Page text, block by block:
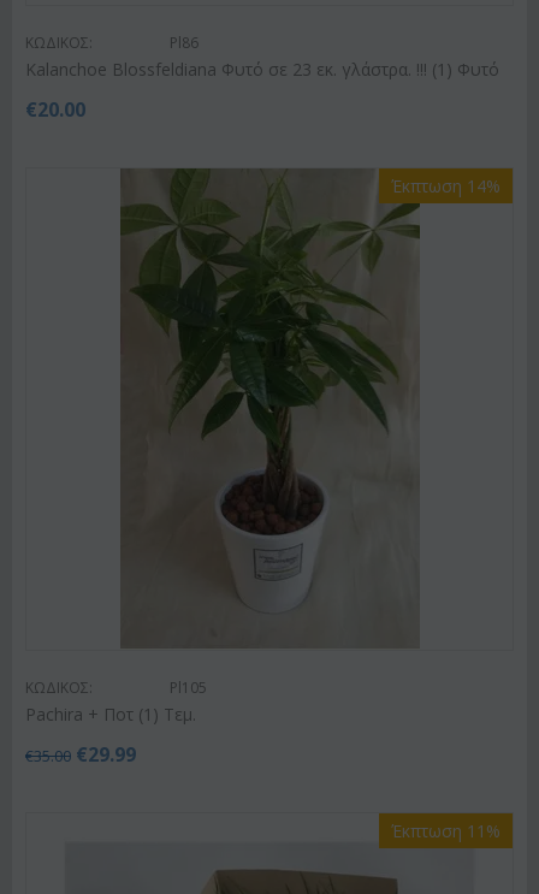
ΚΩΔΙΚΟΣ: Pl86
Kalanchoe Blossfeldiana Φυτό σε 23 εκ. γλάστρα. !!! (1) Φυτό
€20.00
Έκπτωση 14%
ΚΩΔΙΚΟΣ: Pl105
Pachira + Ποτ (1) Τεμ.
€35.00 €29.99
Έκπτωση 11%